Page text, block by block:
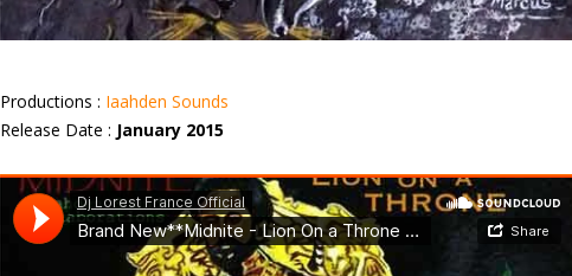
Productions : Iaahden Sounds
Release Date : January 2015